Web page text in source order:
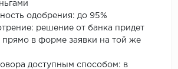
одобрения: до 95%
решение от банка придет
прямо в форме заявки на той же
доступным способом: в